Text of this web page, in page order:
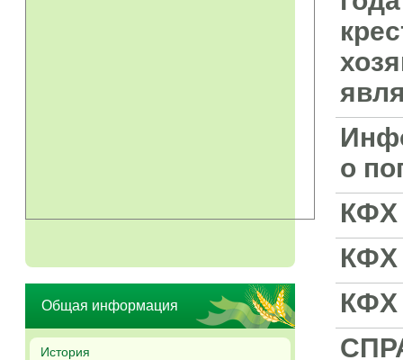
Общая информация
История
о
КФХ
КФХ
КФХ